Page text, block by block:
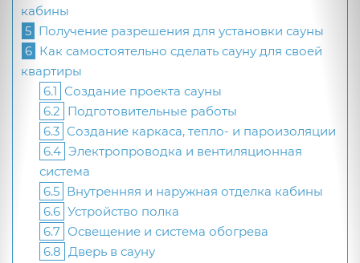
кабины
5 Получение разрешения для установки сауны
6 Как самостоятельно сделать сауну для своей
квартиры
6.1 Создание проекта сауны
6.2 Подготовительные работы
6.3 Создание каркаса, тепло- и пароизоляции
6.4 Электропроводка и вентиляционная
система
6.5 Внутренняя и наружная отделка кабины
6.6 Устройство полка
6.7 Освещение и система обогрева
6.8 Дверь в сауну